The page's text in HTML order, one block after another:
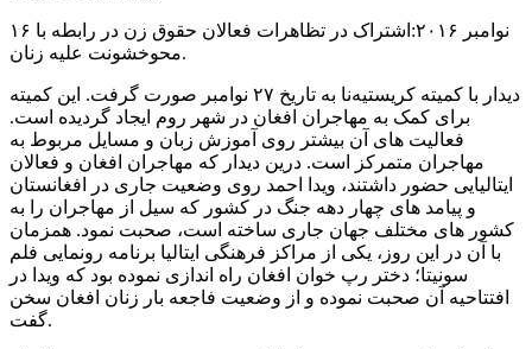
۱۶ نوامبر ۲۰۱۶:اشتراک در تظاهرات فعالان حقوق زن در رابطه با
محوخشونت علیه زنان.
دیدار با کمیته کریستیه‌نا به تاریخ ۲۷ نوامبر صورت گرفت. این کمیته
برای کمک به مهاجران افغان در شهر روم ایجاد گردیده است.
فعالیت های آن بیشتر روی آموزش زبان و مسایل مربوط به
مهاجران متمرکز است. درین دیدار که مهاجران افغان و فعالان
ایتالیایی حضور داشتند،‌ ویدا احمد روی وضعیت جاری در افغانستان
و پیامد های چهار دهه جنگ در کشور که سیل از مهاجران را به
کشور های مختلف جهان جاری ساخته است، صحبت نمود. همزمان
با آن در این روز، یکی از مراکز فرهنگی ایتالیا برنامه رونمایی فلم
سونیتا؛ دختر رپ خوان افغان راه اندازی نموده بود که ویدا در
افتتاحیه آن صحبت نموده و از وضعیت فاجعه بار زنان افغان سخن
گفت.